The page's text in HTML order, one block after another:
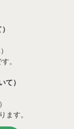
。
て）
ます。